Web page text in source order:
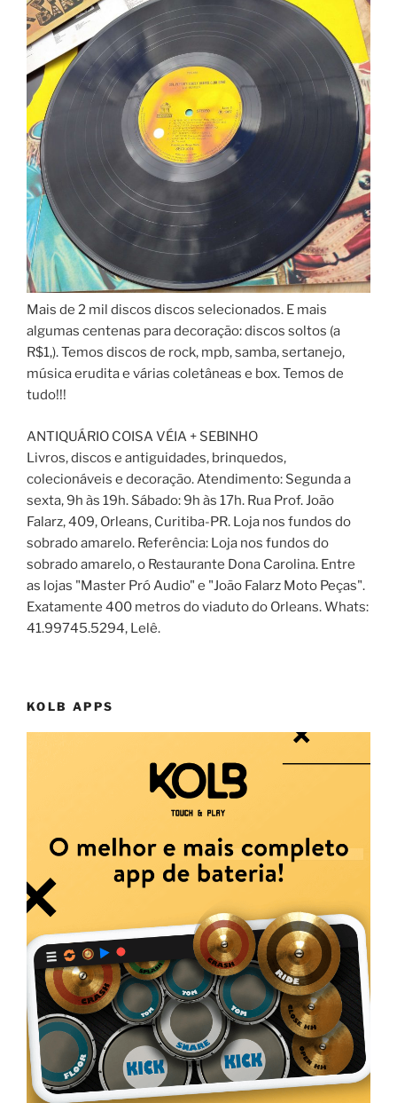
Mais de 2 mil discos discos selecionados. E mais
algumas centenas para decoração: discos soltos (a
R$1,). Temos discos de rock, mpb, samba, sertanejo,
música erudita e várias coletâneas e box. Temos de
tudo!!!
ANTIQUÁRIO COISA VÉIA + SEBINHO
Livros, discos e antiguidades, brinquedos,
colecionáveis e decoração. Atendimento: Segunda a
sexta, 9h às 19h. Sábado: 9h às 17h. Rua Prof. João
Falarz, 409, Orleans, Curitiba-PR. Loja nos fundos do
sobrado amarelo. Referência: Loja nos fundos do
sobrado amarelo, o Restaurante Dona Carolina. Entre
as lojas "Master Pró Audio" e "João Falarz Moto Peças".
Exatamente 400 metros do viaduto do Orleans. Whats:
41.99745.5294, Lelê.
KOLB APPS